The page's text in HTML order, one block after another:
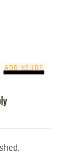
ADD YOURS